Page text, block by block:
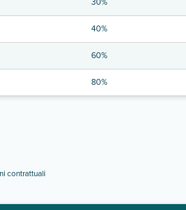
40%
60%
80%
contrattuali